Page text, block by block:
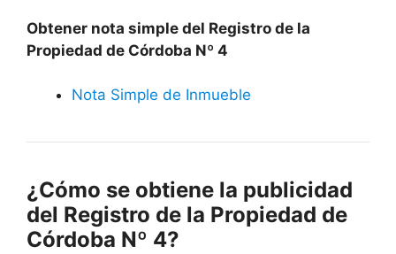
Obtener nota simple del Registro de la
Propiedad de Córdoba Nº 4
Nota Simple de Inmueble
¿Cómo se obtiene la publicidad
del Registro de la Propiedad de
Córdoba Nº 4?